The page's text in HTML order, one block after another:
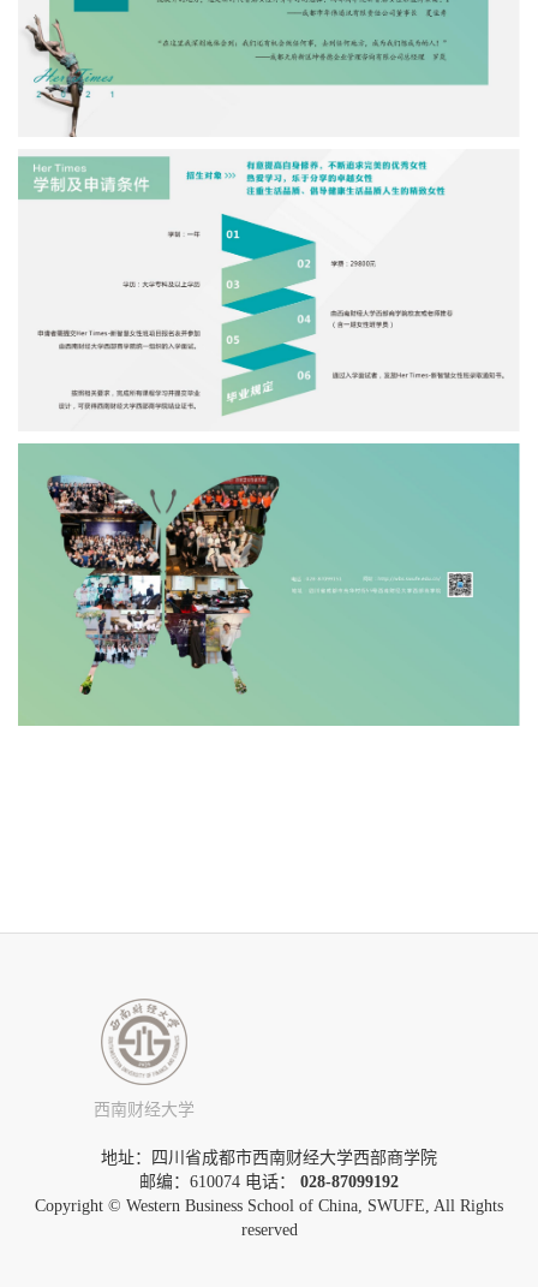
西南财经大学
地址：四川省成都市西南财经大学西部商学院
邮编：610074 电话：
028-87099192
Copyright © Western Business School of China, SWUFE, All Rights
reserved